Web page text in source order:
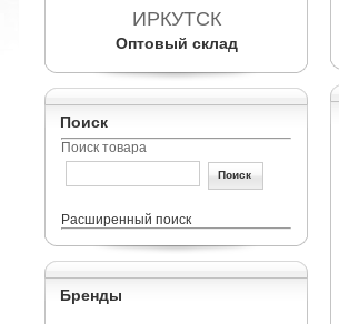
ИРКУТСК
Оптовый склад
Поиск
Поиск товара
Расширенный поиск
Бренды